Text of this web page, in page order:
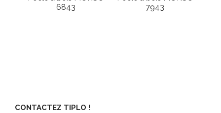
6843
7943
CONTACTEZ TIPLO !